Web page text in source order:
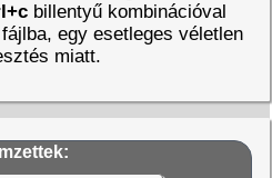
billentyű kombinációval
egy esetleges véletlen
miatt.